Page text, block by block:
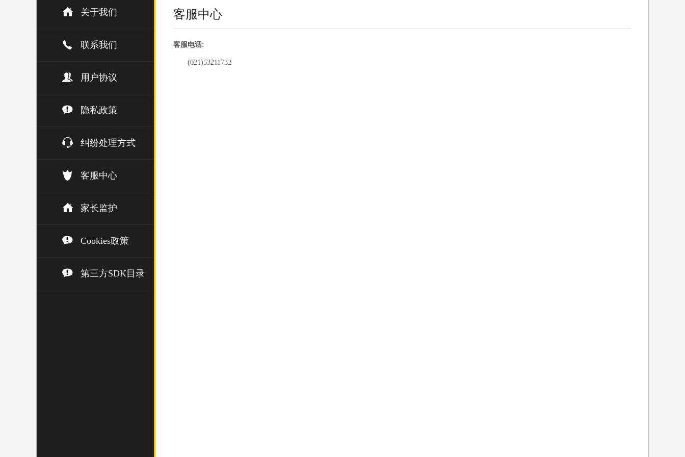
关于我们
联系我们
用户协议
隐私政策
纠纷处理方式
客服中心
家长监护
Cookies政策
第三方SDK目录
客服中心
客服电话:
(021)53211732